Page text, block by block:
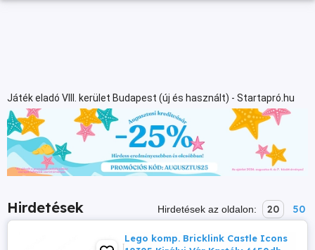
Játék eladó VIII. kerület Budapest (új és használt) - Startapró.hu
Hirdetések Hirdetések az oldalon: 20 50
Lego komp. Bricklink Castle Icons